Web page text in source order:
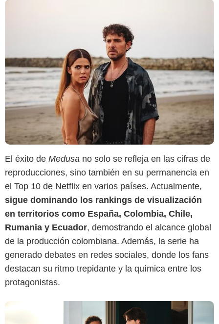
El éxito de Medusa no solo se refleja en las cifras de
reproducciones, sino también en su permanencia en
el Top 10 de Netflix en varios países. Actualmente,
sigue dominando los rankings de visualización
en territorios como España, Colombia, Chile,
Rumania y Ecuador, demostrando el alcance global
de la producción colombiana. Además, la serie ha
generado debates en redes sociales, donde los fans
destacan su ritmo trepidante y la química entre los
protagonistas.
Netflix